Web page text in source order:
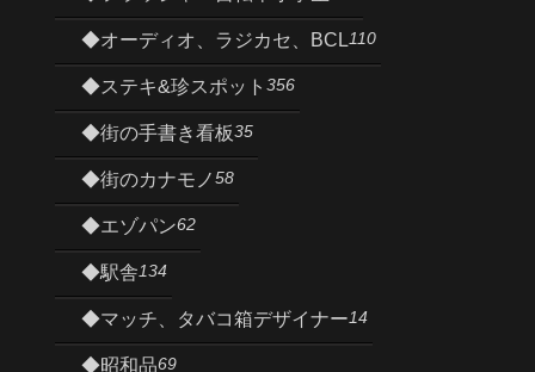
◆オーディオ、ラジカセ、BCL110
◆ステキ&珍スポット 356
◆街の手書き看板35
◆街のカナモノ58
◆エゾパン62
◆駅舎134
◆マッチ、タバコ箱デザイナー14
◆昭和品69